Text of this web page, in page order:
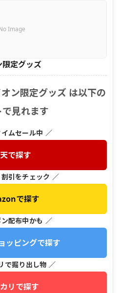
Image
定グッズ
ン限定グッズ は以下の
見れます
ムセール中 ／
で探す
引をチェック ／
で探す
配布中かも ／
ッピングで探す
で掘り出し物 ／
リで探す